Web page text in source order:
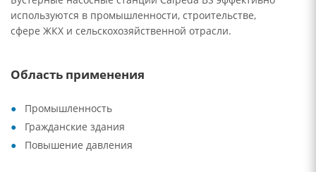
используются в промышленности, строительстве,
сфере ЖКХ и сельскохозяйственной отрасли.
Область применения
Промышленность
Гражданские здания
Повышение давления